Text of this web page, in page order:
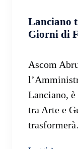
Lanciano
Giorni di
Ascom
Lanciano,
tra Arte e